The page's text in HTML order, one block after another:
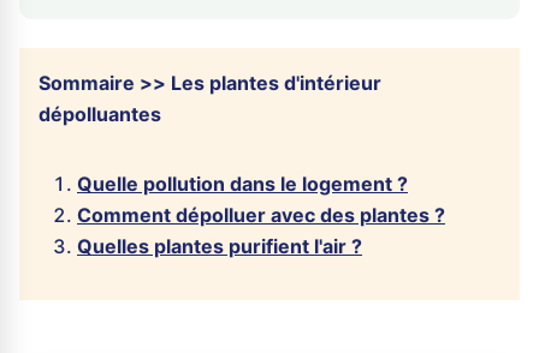
Sommaire >> Les plantes d'intérieur
dépolluantes
Quelle pollution dans le logement ?
Comment dépolluer avec des plantes ?
Quelles plantes purifient l'air ?